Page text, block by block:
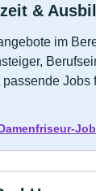
&
im
passende Jobs